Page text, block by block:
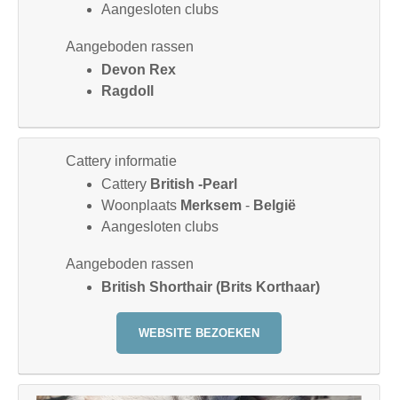
Aangesloten clubs
Aangeboden rassen
Devon Rex
Ragdoll
Cattery informatie
Cattery British -Pearl
Woonplaats Merksem- België
Aangesloten clubs
Aangeboden rassen
British Shorthair (Brits Korthaar)
WEBSITE BEZOEKEN